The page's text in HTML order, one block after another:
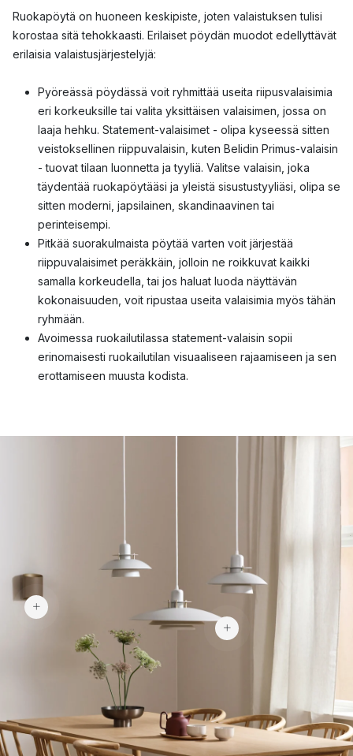
Ruokapöytä on huoneen keskipiste, joten valaistuksen tulisi
korostaa sitä tehokkaasti. Erilaiset pöydän muodot edellyttävät
erilaisia valaistusjärjestelyjä:
Pyöreässä pöydässä voit ryhmittää useita riipusvalaisimia
eri korkeuksille tai valita yksittäisen valaisimen, jossa on
laaja hehku. Statement-valaisimet - olipa kyseessä sitten
veistoksellinen riippuvalaisin, kuten Belidin Primus-valaisin
- tuovat tilaan luonnetta ja tyyliä. Valitse valaisin, joka
täydentää ruokapöytääsi ja yleistä sisustustyyliäsi, olipa se
sitten moderni, japsilainen, skandinaavinen tai
perinteisempi.
Pitkää suorakulmaista pöytää varten voit järjestää
riippuvalaisimet peräkkäin, jolloin ne roikkuvat kaikki
samalla korkeudella, tai jos haluat luoda näyttävän
kokonaisuuden, voit ripustaa useita valaisimia myös tähän
ryhmään.
Avoimessa ruokailutilassa statement-valaisin sopii
erinomaisesti ruokailutilan visuaaliseen rajaamiseen ja sen
erottamiseen muusta kodista.
189 €